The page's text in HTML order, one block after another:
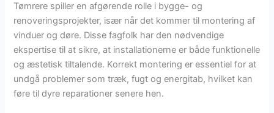
Tømrere spiller en afgørende rolle i bygge- og
renoveringsprojekter, især når det kommer til montering af
vinduer og døre. Disse fagfolk har den nødvendige
ekspertise til at sikre, at installationerne er både funktionelle
og æstetisk tiltalende. Korrekt montering er essentiel for at
undgå problemer som træk, fugt og energitab, hvilket kan
føre til dyre reparationer senere hen.